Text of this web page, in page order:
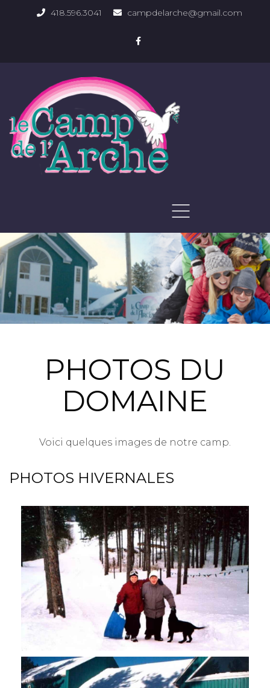
418.596.3041 campdelarche@gmail.com
PHOTOS DU DOMAINE
PHOTOS DU
DOMAINE
Voici quelques images de notre camp.
PHOTOS HIVERNALES